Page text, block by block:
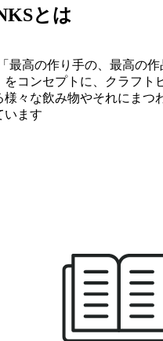
とは
最高の作り手の、最高の作
をコンセプトに、クラフト
様々な飲み物やそれにまつ
います